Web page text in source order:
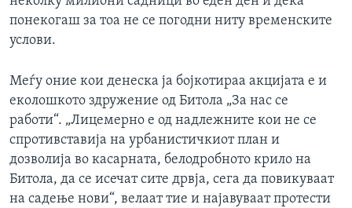
понекогаш за тоа не се погодни ниту временските
услови.
Меѓу оние кои денеска ја бојкотираа акцијата е и
еколошкото здружение од Битола „За нас се
работи“. „Лицемерно е од надлежните кои не се
спротивставија на урбанистичкиот план и
дозволија во касарната, белодробното крило на
Битола, да се исечат сите дрвја, сега да повикуваат
на садење нови“, велаат тие и најавуваат протести